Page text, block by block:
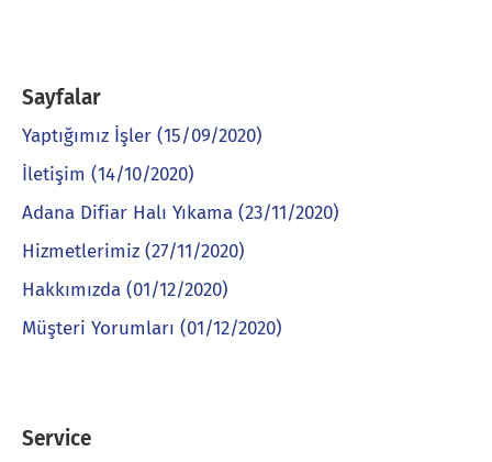
Sayfalar
Yaptığımız İşler (15/09/2020)
İletişim (14/10/2020)
Adana Difiar Halı Yıkama (23/11/2020)
Hizmetlerimiz (27/11/2020)
Hakkımızda (01/12/2020)
Müşteri Yorumları (01/12/2020)
Service